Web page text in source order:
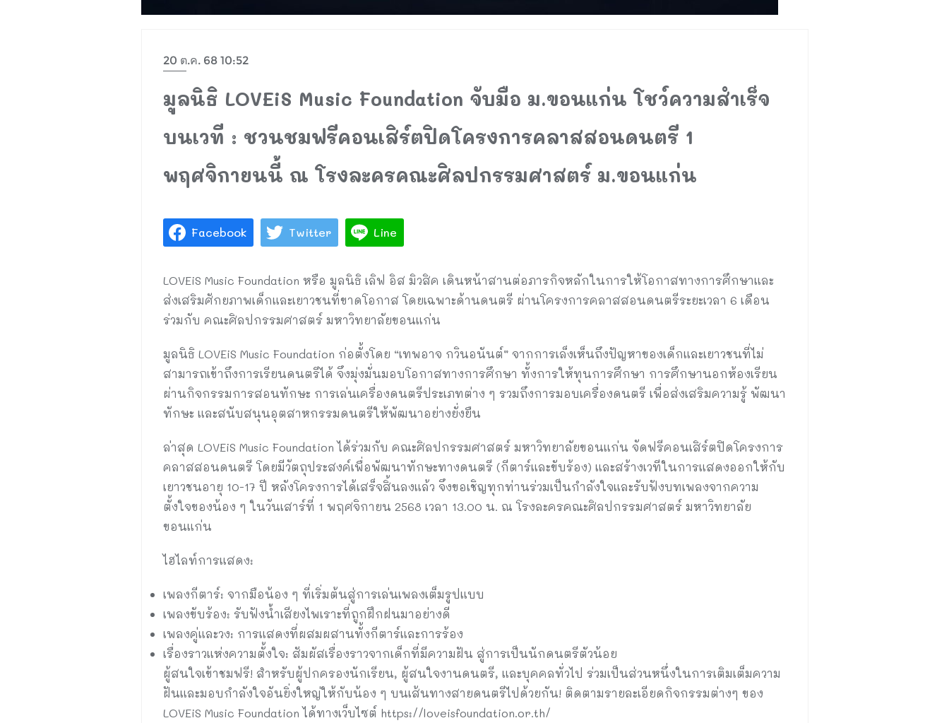
20 ต.ค. 68 10:52
มูลนิธิ LOVEiS Music Foundation จับมือ ม.ขอนแก่น โชว์ความสำเร็จ
บนเวที : ชวนชมฟรีคอนเสิร์ตปิดโครงการคลาสสอนดนตรี 1
พฤศจิกายนนี้ ณ โรงละครคณะศิลปกรรมศาสตร์ ม.ขอนแก่น
Facebook Twitter Line
LOVEiS Music Foundation หรือ มูลนิธิ เลิฟ อิส มิวสิค เดินหน้าสานต่อภารกิจหลักในการให้โอกาสทางการศึกษาและ
ส่งเสริมศักยภาพเด็กและเยาวชนที่ขาดโอกาส โดยเฉพาะด้านดนตรี ผ่านโครงการคลาสสอนดนตรีระยะเวลา 6 เดือน
ร่วมกับ คณะศิลปกรรมศาสตร์ มหาวิทยาลัยขอนแก่น
มูลนิธิ LOVEiS Music Foundation ก่อตั้งโดย “เทพอาจ กวินอนันต์” จากการเล็งเห็นถึงปัญหาของเด็กและเยาวชนที่ไม่
สามารถเข้าถึงการเรียนดนตรีได้ จึงมุ่งมั่นมอบโอกาสทางการศึกษา ทั้งการให้ทุนการศึกษา การศึกษานอกห้องเรียน
ผ่านกิจกรรมการสอนทักษะ การเล่นเครื่องดนตรีประเภทต่าง ๆ รวมถึงการมอบเครื่องดนตรี เพื่อส่งเสริมความรู้ พัฒนา
ทักษะ และสนับสนุนอุตสาหกรรมดนตรีให้พัฒนาอย่างยั่งยืน
ล่าสุด LOVEiS Music Foundation ได้ร่วมกับ คณะศิลปกรรมศาสตร์ มหาวิทยาลัยขอนแก่น จัดฟรีคอนเสิร์ตปิดโครงการ
คลาสสอนดนตรี โดยมีวัตถุประสงค์เพื่อพัฒนาทักษะทางดนตรี (กีตาร์และขับร้อง) และสร้างเวทีในการแสดงออกให้กับ
เยาวชนอายุ 10-17 ปี หลังโครงการได้เสร็จสิ้นลงแล้ว จึงขอเชิญทุกท่านร่วมเป็นกำลังใจและรับฟังบทเพลงจากความ
ตั้งใจของน้อง ๆ ในวันเสาร์ที่ 1 พฤศจิกายน 2568 เวลา 13.00 น. ณ โรงละครคณะศิลปกรรมศาสตร์ มหาวิทยาลัย
ขอนแก่น
ไฮไลท์การแสดง:
เพลงกีตาร์: จากมือน้อง ๆ ที่เริ่มต้นสู่การเล่นเพลงเต็มรูปแบบ
เพลงขับร้อง: รับฟังน้ำเสียงไพเราะที่ถูกฝึกฝนมาอย่างดี
เพลงคู่และวง: การแสดงที่ผสมผสานทั้งกีตาร์และการร้อง
เรื่องราวแห่งความตั้งใจ: สัมผัสเรื่องราวจากเด็กที่มีความฝัน สู่การเป็นนักดนตรีตัวน้อย
ผู้สนใจเข้าชมฟรี! สำหรับผู้ปกครองนักเรียน, ผู้สนใจงานดนตรี, และบุคคลทั่วไป ร่วมเป็นส่วนหนึ่งในการเติมเต็มความ
ฝันและมอบกำลังใจอันยิ่งใหญ่ให้กับน้อง ๆ บนเส้นทางสายดนตรีไปด้วยกัน! ติดตามรายละเอียดกิจกรรมต่างๆ ของ
LOVEiS Music Foundation ได้ทางเว็บไซต์ https://loveisfoundation.or.th/